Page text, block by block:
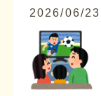
2026/06/23